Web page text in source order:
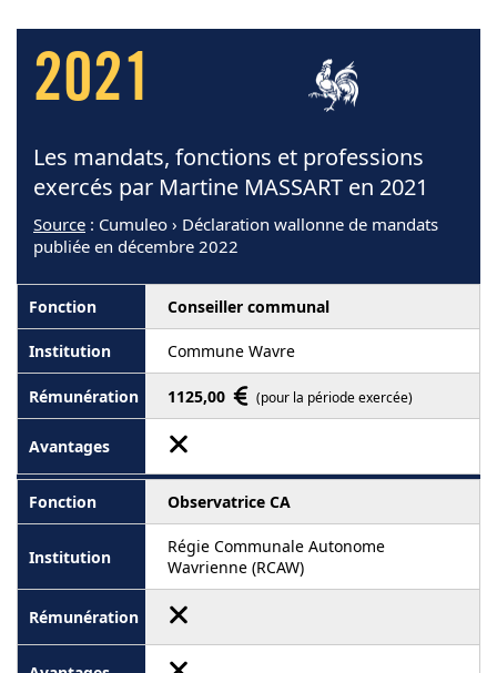
2021
Les mandats, fonctions et professions
exercés par Martine MASSART en 2021
Source : Cumuleo › Déclaration wallonne de mandats
publiée en décembre 2022
Conseiller communal
Commune Wavre
1125,00 (pour la période exercée)
Observatrice CA
Régie Communale Autonome
Wavrienne (RCAW)